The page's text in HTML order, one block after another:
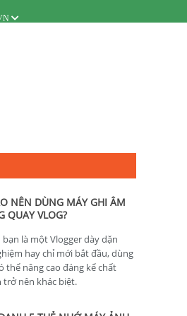
NÊN DÙNG MÁY GHI ÂM
QUAY VLOG?
bạn là một Vlogger dày dặn
hay chỉ mới bắt đầu, dùng
thể nâng cao đáng kể chất
trở nên khác biệt.